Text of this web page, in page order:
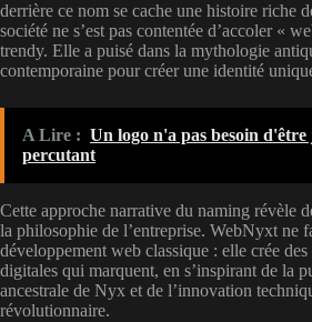
derrière ce nom se cache une histoire riche
société ne s’est pas contentée d’accoler «
trendy. Elle a puisé dans la mythologie
contemporaine pour créer une identité
A Lire : Un logo n'a pas besoin
percutant
Cette approche narrative du naming révèle
la philosophie de l’entreprise. WebNyxt ne
développement web classique : elle crée des
digitales qui marquent, en s’inspirant de la
ancestrale de Nyx et de l’innovation
révolutionnaire.